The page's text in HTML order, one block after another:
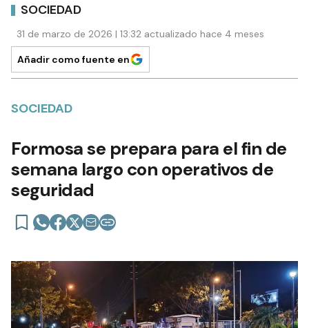
SOCIEDAD
31 de marzo de 2026 | 13:32 actualizado hace 4 meses
Añadir como fuente en
SOCIEDAD
Formosa se prepara para el fin de
semana largo con operativos de
seguridad